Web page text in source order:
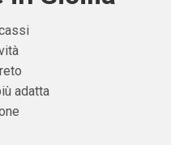
adatta